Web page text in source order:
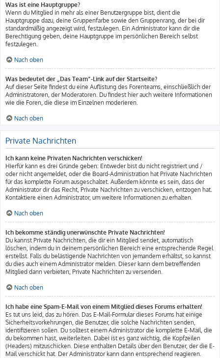
Was ist eine Hauptgruppe?
Wenn du Mitglied in mehr als einer Benutzergruppe bist, dient die
Hauptgruppe dazu, deine Gruppenfarbe sowie den Gruppenrang, der bei dir
standardmäßig angezeigt wird, festzulegen. Ein Administrator kann dir die
Berechtigung geben, deine Hauptgruppe im persönlichen Bereich selbst
festzulegen.
Nach oben
Was bedeutet der „Das Team“-Link auf der Startseite?
Auf dieser Seite findest du eine Auflistung des Forenteams, einschließlich der
Administratoren, der Moderatoren. Du findest hier auch weitere Informationen
wie die Foren, die diese im Einzelnen moderieren.
Nach oben
Private Nachrichten
Ich kann keine Privaten Nachrichten verschicken!
Hierfür kann es drei Gründe geben: Entweder bist du nicht registriert und /
oder nicht angemeldet, oder die Board-Administration hat Private Nachrichten
für das komplette Forum ausgeschaltet. Außerdem könnte es sein, dass der
Administrator dir das Recht, Private Nachrichten zu verschicken, entzogen hat.
Kontaktiere einen Administrator, um weitere Informationen zu erhalten.
Nach oben
Ich bekomme ständig unerwünschte Private Nachrichten!
Du kannst Private Nachrichten, die dir ein Mitglied sendet, automatisch
löschen, indem du in deinem persönlichen Bereich eine entsprechende Regel
erstellst. Falls du belästigende Nachrichten von jemandem erhältst, so kannst
du dies auch einem Administrator melden. Dieser kann dem betreffenden
Mitglied dann verbieten, Private Nachrichten zu versenden.
Nach oben
Ich habe eine Spam-E-Mail von einem Mitglied dieses Forums erhalten!
Es tut uns leid, das zu hören. Das E-Mail-Formular dieses Forums hat einige
Sicherheitsvorkehrungen, die Benutzer, die solche Nachrichten senden,
identifizieren sollen. Du solltest einem Administrator die komplette E-Mail, die
du bekommen hast, weiterleiten. Dabei ist es ganz wichtig, die Kopfzeilen
(Headers) mitzuschicken. Diese enthalten Details über den Benutzer, der die E-
Mail verschickt hat. Der Administrator kann dann entsprechend reagieren.